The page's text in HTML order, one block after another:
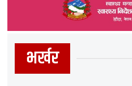
भर्खर